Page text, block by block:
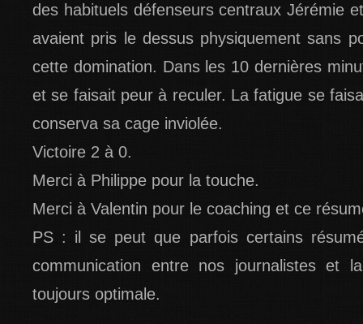
des habituels défenseurs centraux Jérémie
avaient pris le dessus physiquement sans
cette domination. Dans les 10 dernières
et se faisait peur à reculer. La fatigue se
conserva sa cage inviolée.
Victoire 2 à 0.
Merci à Philippe pour la touche.
Merci à Valentin pour le coaching et ce
PS : il se peut que parfois certains
communication entre nos journalistes et
toujours optimale.